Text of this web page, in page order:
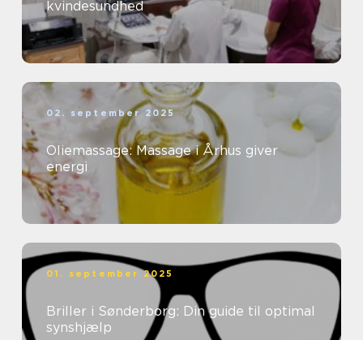
kvindesundhed
02. september 2025
Oliemassage: Massage i Århus giver
energi
01. september 2025
Briller i Sønderborg: Din guide til optimal
synshjælp